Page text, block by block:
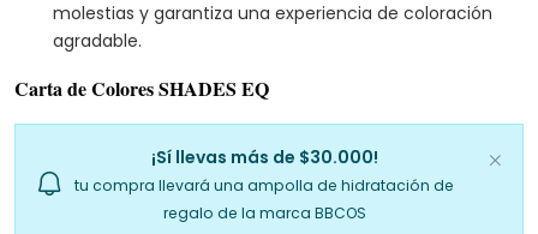
molestias y garantiza una experiencia de coloración
agradable.
Carta de Colores SHADES EQ
¡Sí llevas más de $30.000!
tu compra llevará una ampolla de hidratación de
regalo de la marca BBCOS